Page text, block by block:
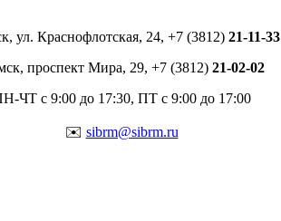
ул. Краснофлотская, 24, +7 (3812) 21-11-33
проспект Мира, 29, +7 (3812) 21-02-02
ЧТ с 9:00 до 17:30, ПТ с 9:00 до 17:00
✉️ sibrm@sibrm.ru